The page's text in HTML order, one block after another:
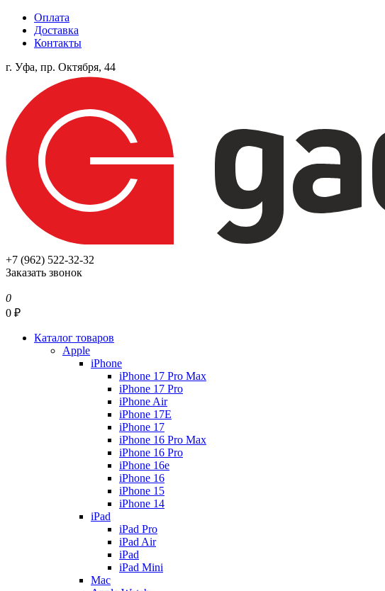
Оплата
Доставка
Контакты
г. Уфа, пр. Октября, 44
+7 (962) 522-32-32
Заказать звонок
0
0 ₽
Каталог товаров
Apple
iPhone
iPhone 17 Pro Max
iPhone 17 Pro
iPhone Air
iPhone 17E
iPhone 17
iPhone 16 Pro Max
iPhone 16 Pro
iPhone 16e
iPhone 16
iPhone 15
iPhone 14
iPad
iPad Pro
iPad Air
iPad
iPad Mini
Mac